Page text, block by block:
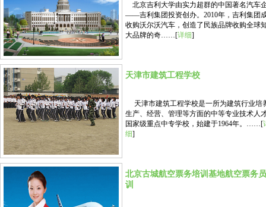
北京吉利大学由实力超群的中国著名汽车
——吉利集团投资创办。2010年，吉利集团
收购沃尔沃汽车，创造了民族品牌收购全球
大品牌的奇……[详细]
天津市建筑工程学校
天津市建筑工程学校是一所为建筑行业培
生产、经营、管理等方面的中等专业技术人
国家级重点中专学校，始建于1964年。……[
细]
北京古城航空票务培训基地航空票务
训